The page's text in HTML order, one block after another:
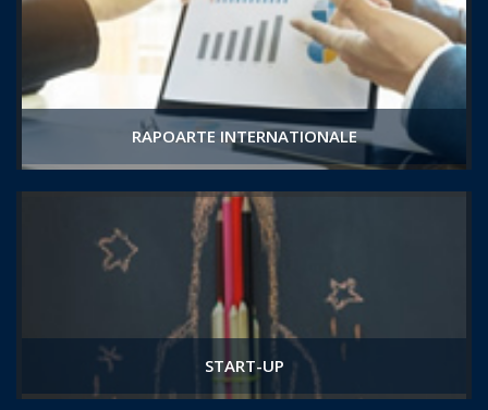
RAPOARTE INTERNATIONALE
START-UP